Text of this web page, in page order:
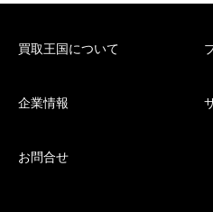
買取王国について
企業情報
お問合せ